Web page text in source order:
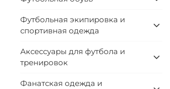
Футбольная экипировка и
спортивная одежда
Аксессуары для футбола и
тренировок
Фанатская одежда и